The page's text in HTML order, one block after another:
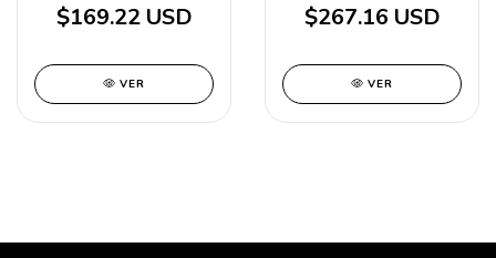
$169.22 USD
VER
$267.16 USD
VER